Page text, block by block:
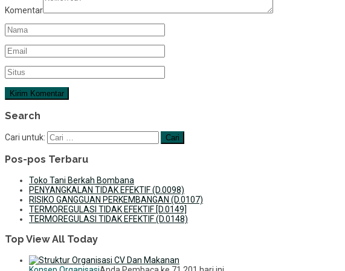
Komentar
Search
Cari untuk:
Pos-pos Terbaru
Toko Tani Berkah Bombana
PENYANGKALAN TIDAK EFEKTIF (D.0098)
RISIKO GANGGUAN PERKEMBANGAN (D.0107)
TERMOREGULASI TIDAK EFEKTIF [D.0149]
TERMOREGULASI TIDAK EFEKTIF (D.0148)
Top View All Today